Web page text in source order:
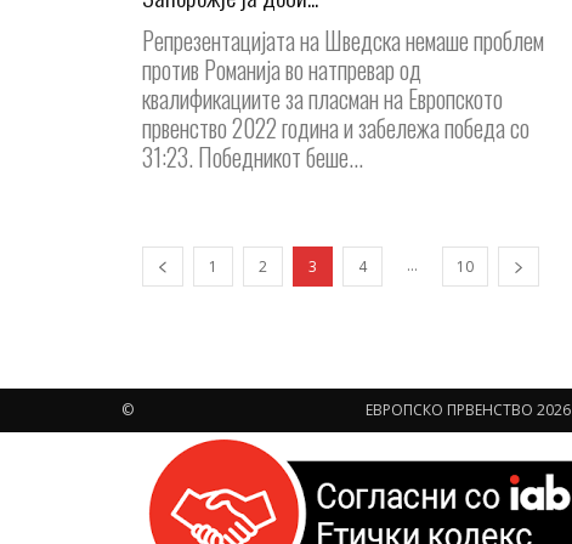
Репрезентацијата на Шведска немаше проблем
против Романија во натпревар од
квалификациите за пласман на Европското
првенство 2022 година и забележа победа со
31:23. Победникот беше...
1 2 3 4 ... 10
ЕВРОПСКО ПРВЕНСТВО 2026
©